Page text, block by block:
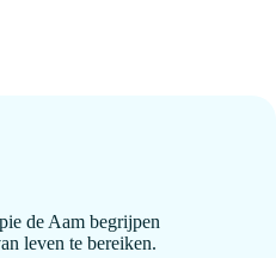
de Aam begrijpen
leven te bereiken.